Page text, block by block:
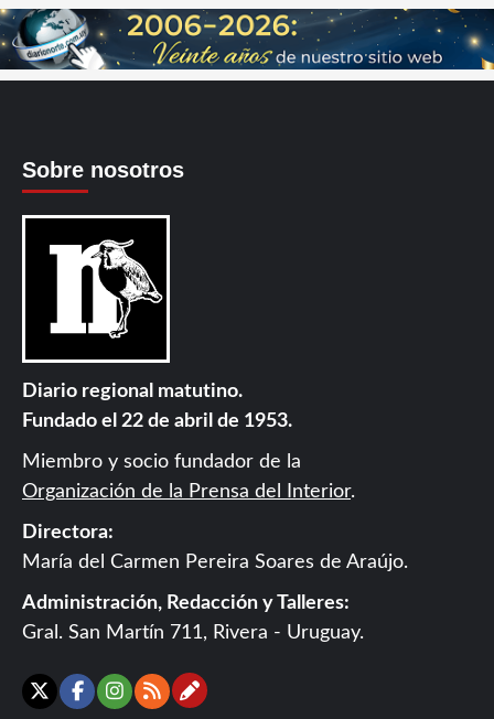
Sobre nosotros
Diario regional matutino.
Fundado el 22 de abril de 1953.
Miembro y socio fundador de la
Organización de la Prensa del Interior.
Directora:
María del Carmen Pereira Soares de Araújo.
Administración, Redacción y Talleres:
Gral. San Martín 711, Rivera - Uruguay.
X Facebook
Instagram
RSSContáctanos